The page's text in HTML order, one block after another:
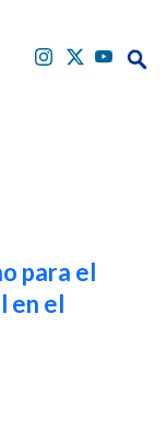
para el
en el